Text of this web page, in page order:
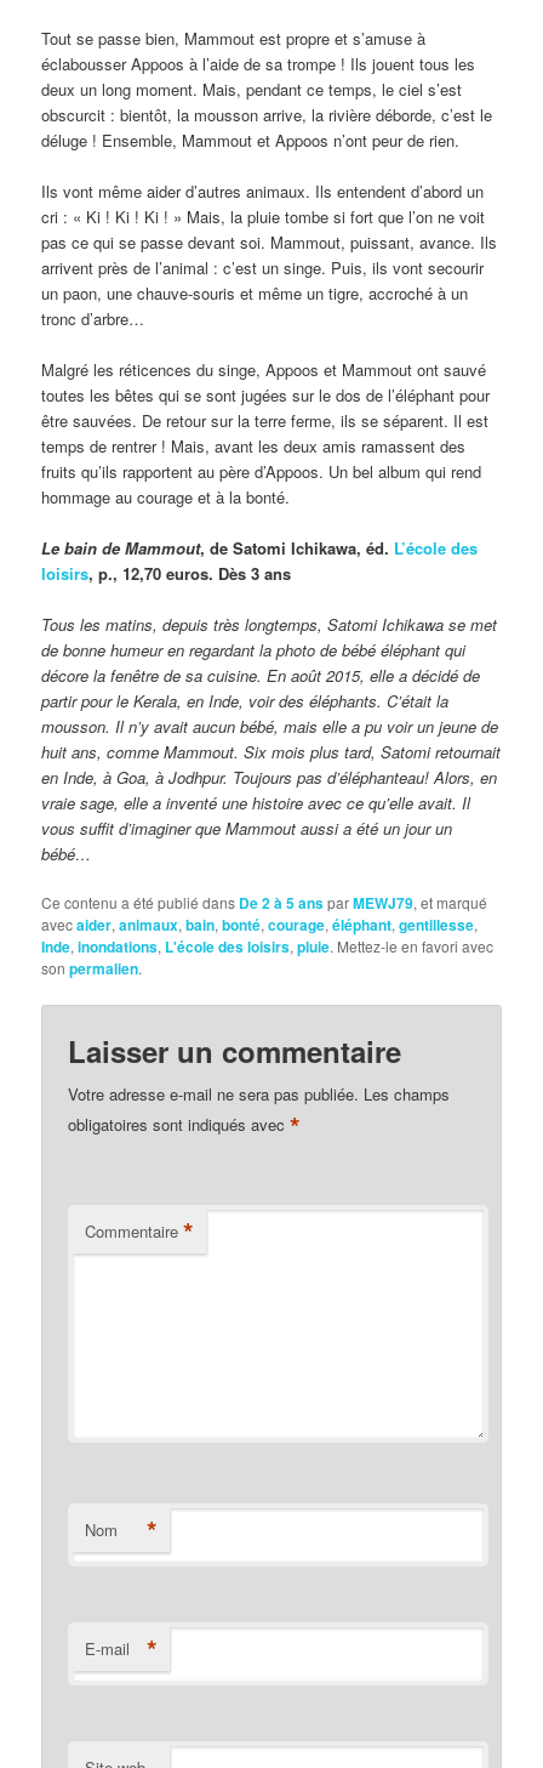
Tout se passe bien, Mammout est propre et s’amuse à
éclabousser Appoos à l’aide de sa trompe ! Ils jouent tous les
deux un long moment. Mais, pendant ce temps, le ciel s’est
obscurcit : bientôt, la mousson arrive, la rivière déborde, c’est le
déluge ! Ensemble, Mammout et Appoos n’ont peur de rien.
Ils vont même aider d’autres animaux. Ils entendent d’abord un
cri : « Ki ! Ki ! Ki ! » Mais, la pluie tombe si fort que l’on ne voit
pas ce qui se passe devant soi. Mammout, puissant, avance. Ils
arrivent près de l’animal : c’est un singe. Puis, ils vont secourir
un paon, une chauve-souris et même un tigre, accroché à un
tronc d’arbre…
Malgré les réticences du singe, Appoos et Mammout ont sauvé
toutes les bêtes qui se sont jugées sur le dos de l’éléphant pour
être sauvées. De retour sur la terre ferme, ils se séparent. Il est
temps de rentrer ! Mais, avant les deux amis ramassent des
fruits qu’ils rapportent au père d’Appoos. Un bel album qui rend
hommage au courage et à la bonté.
Le bain de Mammout, de Satomi Ichikawa, éd. L’école des
loisirs, p., 12,70 euros. Dès 3 ans
Tous les matins, depuis très longtemps, Satomi Ichikawa se met
de bonne humeur en regardant la photo de bébé éléphant qui
décore la fenêtre de sa cuisine. En août 2015, elle a décidé de
partir pour le Kerala, en Inde, voir des éléphants. C’était la
mousson. Il n’y avait aucun bébé, mais elle a pu voir un jeune de
huit ans, comme Mammout. Six mois plus tard, Satomi retournait
en Inde, à Goa, à Jodhpur. Toujours pas d’éléphanteau! Alors, en
vraie sage, elle a inventé une histoire avec ce qu’elle avait. Il
vous suffit d’imaginer que Mammout aussi a été un jour un
bébé…
Ce contenu a été publié dans De 2 à 5 ansparMEWJ79, et marqué
avecaider,animaux,bain,bonté,courage,éléphant,gentillesse,
Inde,inondations, L'école des loisirs,pluie. Mettez-le en favori avec
sonpermalien.
Laisser un commentaire
Votre adresse e-mail ne sera pas publiée. Les champs
obligatoires sont indiqués avec*
Commentaire *
Nom *
E-mail *